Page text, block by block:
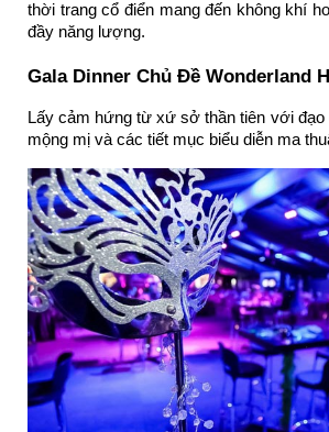
thời trang cổ điển mang đến không khí
đầy năng lượng.
Gala Dinner Chủ Đề Wonderland
Lấy cảm hứng từ xứ sở thần tiên với đạo
mộng mị và các tiết mục biểu diễn ma